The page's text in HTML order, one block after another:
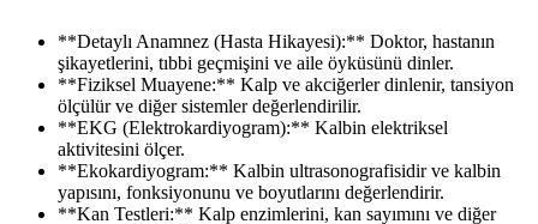
**Detaylı Anamnez (Hasta Hikayesi):** Doktor, hastanın
şikayetlerini, tıbbi geçmişini ve aile öyküsünü dinler.
**Fiziksel Muayene:** Kalp ve akciğerler dinlenir, tansiyon
ölçülür ve diğer sistemler değerlendirilir.
**EKG (Elektrokardiyogram):** Kalbin elektriksel
aktivitesini ölçer.
**Ekokardiyogram:** Kalbin ultrasonografisidir ve kalbin
yapısını, fonksiyonunu ve boyutlarını değerlendirir.
**Kan Testleri:** Kalp enzimlerini, kan sayımını ve diğer